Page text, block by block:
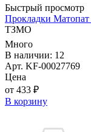
Быстрый просмотр
Прокладки
ТЗМО
Много
В наличии: 12
Арт. KF-00027769
Цена
от 433 ₽
В корзину